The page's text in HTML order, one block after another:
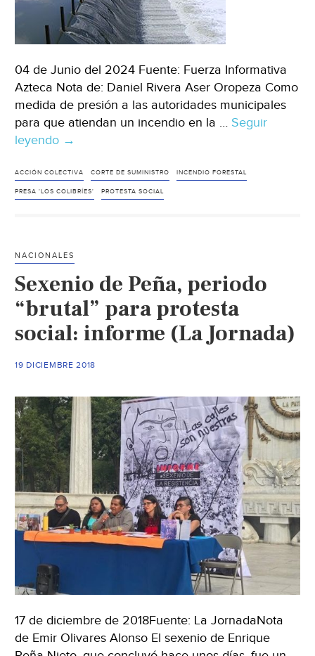
04 de Junio del 2024 Fuente: Fuerza Informativa
Azteca Nota de: Daniel Rivera Aser Oropeza Como
medida de presión a las autoridades municipales
para que atiendan un incendio en la … Seguir
leyendo Puebla
¡Medidas
drásticas!
en
Puebla
es
cerrada
como
por
incendio;
dejan
sin
agua
a
Xalapa
(Fuerza
Informativa
Azteca)
→
ACCIÓN COLECTIVA CORTE DE SUMINISTRO INCENDIO FORESTAL
PRESA 'LOS COLIBRÍES' PROTESTA SOCIAL
NACIONALES
Sexenio de Peña, periodo
“brutal” para protesta
social: informe (La Jornada)
19 DICIEMBRE 2018
17 de diciembre de 2018Fuente: La JornadaNota
de Emir Olivares Alonso El sexenio de Enrique